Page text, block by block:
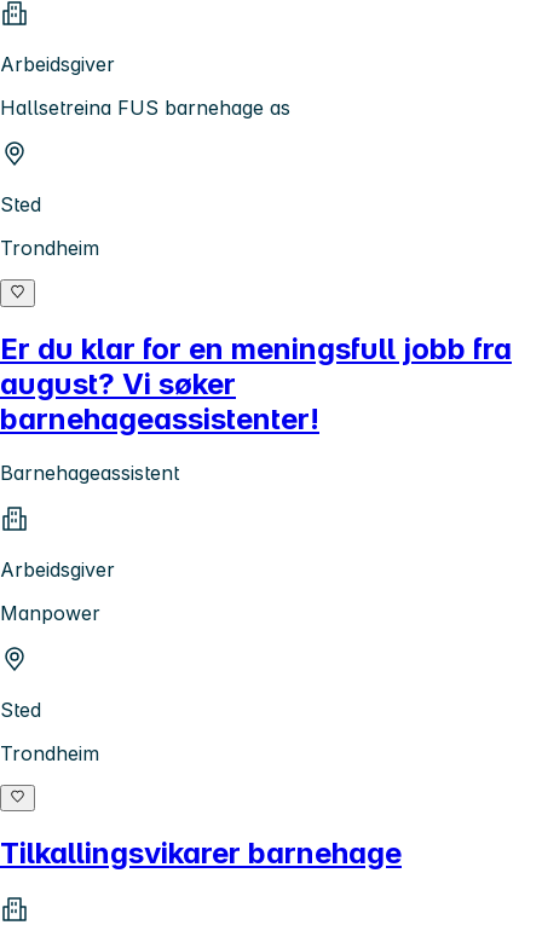
Arbeidsgiver
Hallsetreina FUS barnehage as
Sted
Trondheim
Er du klar for en meningsfull jobb fra
august? Vi søker
barnehageassistenter!
Barnehageassistent
Arbeidsgiver
Manpower
Sted
Trondheim
Tilkallingsvikarer barnehage